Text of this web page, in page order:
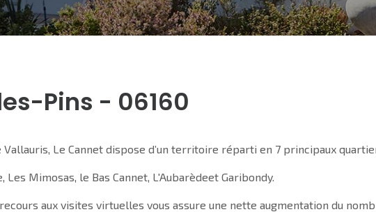
Pins - 06160
Le Cannet dispose d’un territoire réparti en 7 principaux
Mimosas, le Bas Cannet, L'Aubarèdeet Garibondy.
aux visites virtuelles vous assure une nette augmentation du